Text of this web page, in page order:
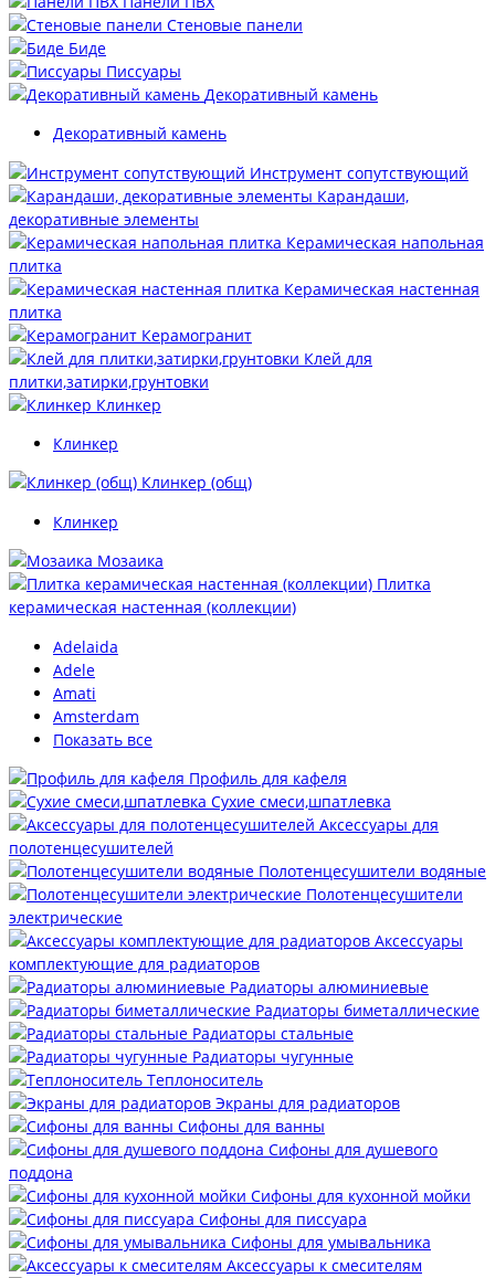
Стеновые панели
Биде
Писсуары
Декоративный камень
Декоративный камень
Инструмент сопутствующий
Карандаши,
декоративные элементы
Керамическая напольная
плитка
Керамическая настенная
плитка
Керамогранит
Клей для
плитки,затирки,грунтовки
Клинкер
Клинкер
Клинкер (общ)
Клинкер
Мозаика
Плитка
керамическая настенная (коллекции)
Adelaida
Adele
Amati
Amsterdam
Показать все
Профиль для кафеля
Сухие смеси,шпатлевка
Аксессуары для
полотенцесушителей
Полотенцесушители водяные
Полотенцесушители
электрические
Аксессуары
комплектующие для радиаторов
Радиаторы алюминиевые
Радиаторы биметаллические
Радиаторы стальные
Радиаторы чугунные
Теплоноситель
Экраны для радиаторов
Сифоны для ванны
Сифоны для душевого
поддона
Сифоны для кухонной мойки
Сифоны для писсуара
Сифоны для умывальника
Аксессуары к смесителям